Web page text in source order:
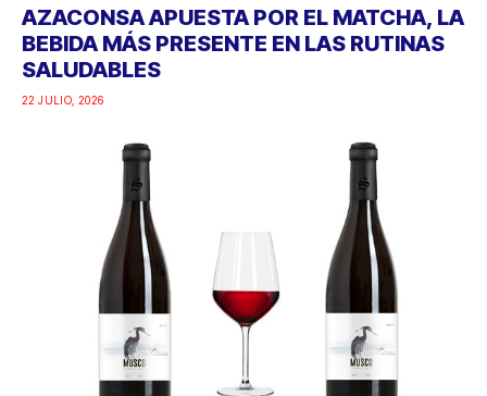
AZACONSA APUESTA POR EL MATCHA, LA
BEBIDA MÁS PRESENTE EN LAS RUTINAS
SALUDABLES
22 JULIO, 2026